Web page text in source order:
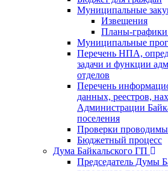
Муниципальные
Извещения
Планы-
Муниципальные
Перечень НПА,
задачи и функции
отделов
Перечень
данных, реестров,
Администрации
поселения
Проверки
Бюджетный процесс
Дума Байкальского ГП
Председатель Думы